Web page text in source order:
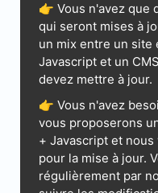
👉 Vous n'avez que
qui seront mises à
un mix entre un site
Javascript et un
devez mettre à jour.
👉 Vous n'avez
vous proposerons
+ Javascript et
pour la mise à jour.
régulièrement par